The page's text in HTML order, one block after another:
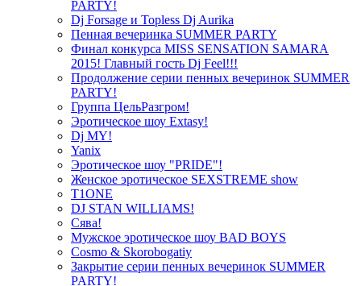
PARTY!
Dj Forsage и Topless Dj Aurika
Пенная вечеринка SUMMER PARTY
Финал конкурса MISS SENSATION SAMARA
2015! Главный гость Dj Feel!!!
Продолжение серии пенных вечеринок SUMMER
PARTY!
Группа ЦельРазгром!
Эротическое шоу Extasy!
Dj MY!
Yanix
Эротическое шоу "PRIDE"!
Женское эротическое SEXSTREME show
T1ONE
DJ STAN WILLIAMS!
Сява!
Мужское эротическое шоу BAD BOYS
Cosmo & Skorobogatiy
Закрытие серии пенных вечеринок SUMMER
PARTY!